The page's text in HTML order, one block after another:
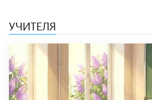
УЧИТЕЛЯ